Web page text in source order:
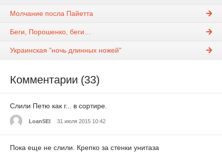
Молчание посла Пайетта
Беги, Порошенко, беги…
Украинская "ночь длинных ножей"
Комментарии (33)
Слили Петю как г... в сортире.
LoanSEl 31 июля 2015 10:42
Пока еще не слили. Крепко за стенки унитаза